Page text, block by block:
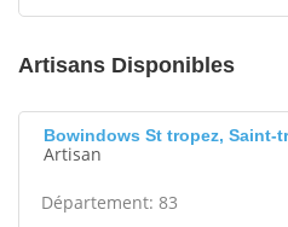
Artisans Disponibles
Bowindows St tropez, Saint-
Artisan
Département: 83